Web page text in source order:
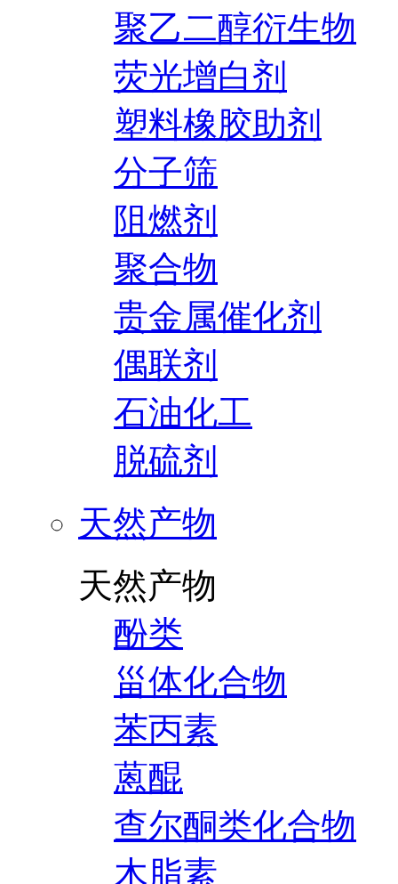
聚乙二醇衍生物
荧光增白剂
塑料橡胶助剂
分子筛
阻燃剂
聚合物
贵金属催化剂
偶联剂
石油化工
脱硫剂
天然产物
天然产物
酚类
甾体化合物
苯丙素
蒽醌
查尔酮类化合物
木脂素